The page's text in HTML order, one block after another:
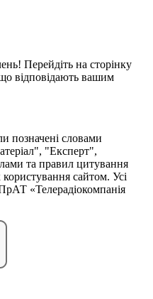
Перейдіть на сторінку
відповідають вашим
позначені словами
"Експерт",
та правил цитування
сайтом. Усі
«Телерадіокомпанія